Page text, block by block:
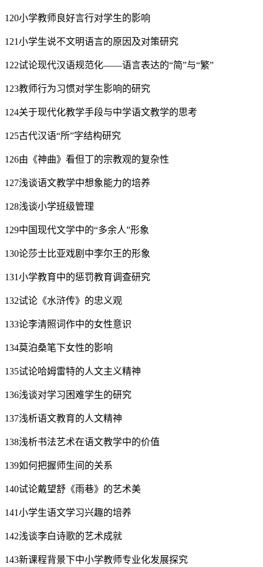
120小学教师良好言行对学生的影响
121小学生说不文明语言的原因及对策研究
122试论现代汉语规范化——语言表达的“简”与“繁”
123教师行为习惯对学生影响的研究
124关于现代化教学手段与中学语文教学的思考
125古代汉语“所”字结构研究
126由《神曲》看但丁的宗教观的复杂性
127浅谈语文教学中想象能力的培养
128浅谈小学班级管理
129中国现代文学中的“多余人”形象
130论莎士比亚戏剧中李尔王的形象
131小学教育中的惩罚教育调查研究
132试论《水浒传》的忠义观
133论李清照词作中的女性意识
134莫泊桑笔下女性的影响
135试论哈姆雷特的人文主义精神
136浅谈对学习困难学生的研究
137浅析语文教育的人文精神
138浅析书法艺术在语文教学中的价值
139如何把握师生间的关系
140试论戴望舒《雨巷》的艺术美
141小学生语文学习兴趣的培养
142浅谈李白诗歌的艺术成就
143新课程背景下中小学教师专业化发展探究